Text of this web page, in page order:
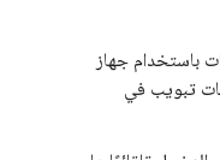
باستخدام جهاز
تبويب في